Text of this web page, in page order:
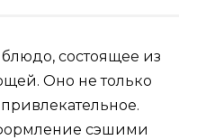
состоящее из
Оно не только
сэшими